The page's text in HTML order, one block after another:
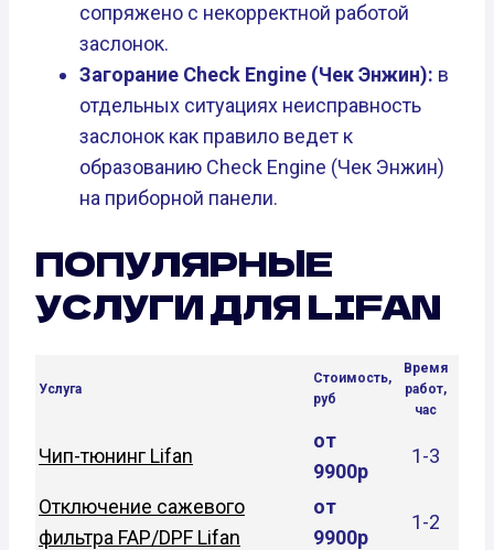
сопряжено с некорректной работой
заслонок.
Загорание Check Engine (Чек Энжин): в
отдельных ситуациях неисправность
заслонок как правило ведет к
образованию Check Engine (Чек Энжин)
на приборной панели.
ПОПУЛЯРНЫЕ
УСЛУГИ ДЛЯ LIFAN
Услуга
Стоимость,
руб
Время
работ,
час
Чип-тюнинг Lifan
от
9900р
1-3
Отключение сажевого
фильтра FAP/DPF Lifan
от
9900р
1-2